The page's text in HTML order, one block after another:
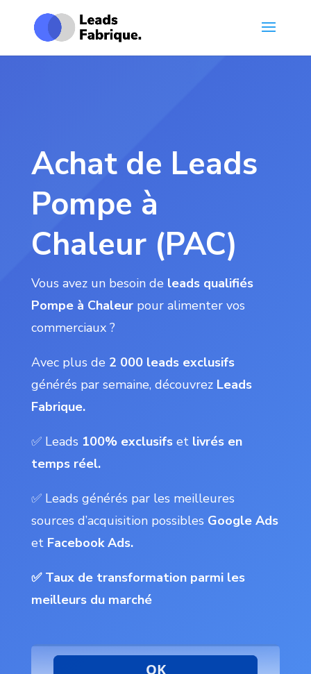
Achat de Leads
Pompe à
Chaleur (PAC)
Vous avez un besoin de leads qualifiés
Pompe à Chaleurpour alimenter vos
commerciaux ?
Avec plus de 2 000 leads exclusifs
générés par semaine, découvrez Leads
Fabrique.
✅ Leads 100% exclusifset livrés en
temps réel.
✅ Leads générés par les meilleures
sources d’acquisition possibles Google Ads
et Facebook Ads.
✅ Taux de transformation parmi les
meilleurs du marché